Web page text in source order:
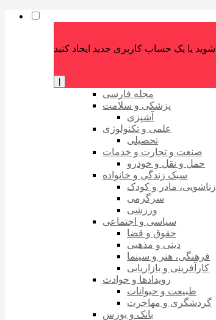
مجله فارسی
پزشکی و سلامت
آشپزی
علمی و تکنولوژی
تحصیلی
صنعت و تجارت و خدمات
حمل و نقل و خودرو
سبک زندگی و خانواده
زناشویی، مادر و کودک
سرگرمی
ورزشی
سیاسی و اجتماعی
حقوق و قضا
دینی و مذهبی
فرهنگی، هنر و سینما
کارآفرینی و بازاریابی
رویدادها و حوادث
طبیعت و حیوانات
گردشگری و مهاجرت
بانک و بورس